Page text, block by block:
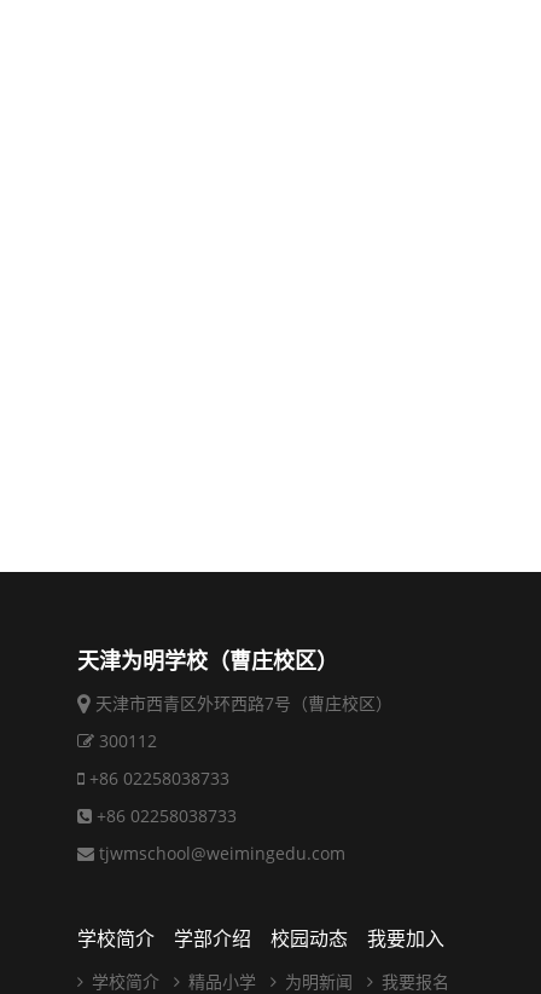
天津为明学校（曹庄校区）
天津市西青区外环西路7号（曹庄校区）
300112
+86 02258038733
+86 02258038733
tjwmschool@weimingedu.com
学校简介
学校简介
学部介绍
精品小学
校园动态
为明新闻
我要加入
我要报名